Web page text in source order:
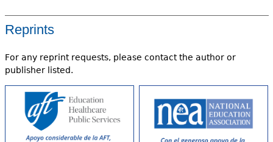
Reprints
For any reprint requests, please contact the author or
publisher listed.